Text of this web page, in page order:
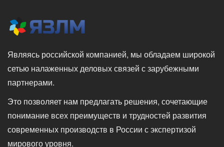
Являясь российской компанией, мы обладаем широкой
сетью налаженных деловых связей с зарубежными
партнерами.
Это позволяет нам предлагать решения, сочетающие
понимание всех преимуществ и трудностей развития
современных производств в России с экспертизой
мирового уровня.